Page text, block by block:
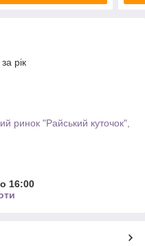
рік
ринок "Райський куточок",
16:00